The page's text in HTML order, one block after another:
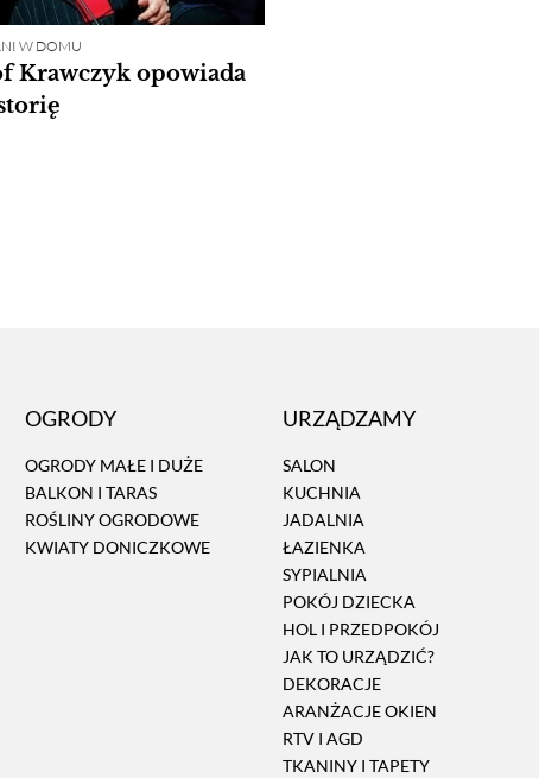
W DOMU
Krawczyk opowiada
OGRODY
OGRODY MAŁE I DUŻE
BALKON I TARAS
ROŚLINY OGRODOWE
KWIATY DONICZKOWE
URZĄDZAMY
SALON
KUCHNIA
JADALNIA
ŁAZIENKA
SYPIALNIA
POKÓJ DZIECKA
HOL I PRZEDPOKÓJ
JAK TO URZĄDZIĆ?
DEKORACJE
ARANŻACJE OKIEN
RTV I AGD
TKANINY I TAPETY